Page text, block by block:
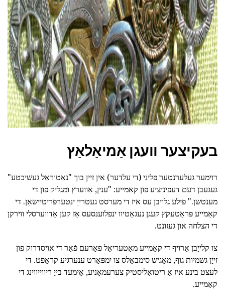
בעקיצער וועגן אַמיאַלאַץ
רוימער געלערנטער פּליני (די עלדער) אין זיין בוך "נאַטוראַל געשיכטע"
געגעבן דעם דעפֿיניציע פון קאַמייע: "ענין, אַווערץ ומגליק פון די
מענטשן." פילע גלויבן עס איז די מערסט געטרייַ ינטערפּריטיישאַן. די
קאַמייע פּראַטעקץ קעגן נעגאַטיוו ינפלוענסעס אַז קען אַדווערסלי ווירקן
די הצלחה און געזונט.
צו קלייַבן אַרויף די קאַמייע מאַטעריאַל פאָרעם פֿאַר די אויסדרוק פון
זייַן גשמיות גוף, מאַגיש סימבאָלס צו ימפּאַרט ענערגיע קראַפט. די
לעצט בינע איז אַ ריטואַליסטיק צערעמאָניע, אַימעד בייַ ריווייווינג די
קאַמייע.